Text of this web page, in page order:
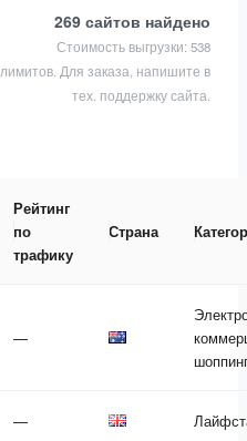
269 сайтов найдено
Стоимость выгрузки: 538
лимитов. Для заказа, напишите в
тех. поддержку сайта.
Рейтинг
по
трафику
Страна
—
—